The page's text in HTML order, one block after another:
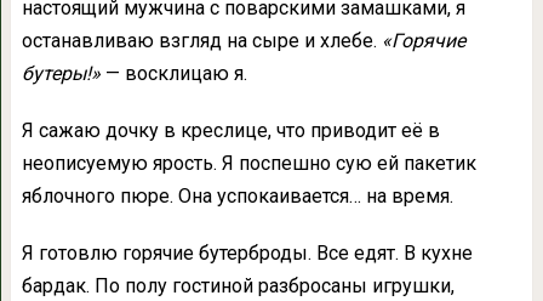
настоящий мужчина с поварскими замашками, я
останавливаю взгляд на сыре и хлебе. «Горячие
бутеры!»— восклицаю я.
Я сажаю дочку в креслице, что приводит её в
неописуемую ярость. Я поспешно сую ей пакетик
яблочного пюре. Она успокаивается… на время.
Я готовлю горячие бутерброды. Все едят. В кухне
бардак. По полу гостиной разбросаны игрушки,